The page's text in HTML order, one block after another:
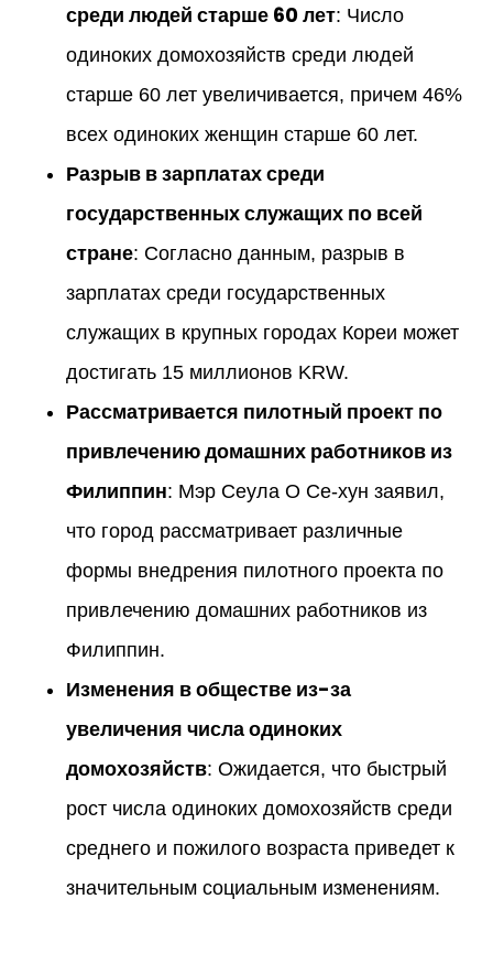
среди людей старше 60 лет: Число
одиноких домохозяйств среди людей
старше 60 лет увеличивается, причем 46%
всех одиноких женщин старше 60 лет.
Разрыв в зарплатах среди
государственных служащих по всей
стране: Согласно данным, разрыв в
зарплатах среди государственных
служащих в крупных городах Кореи может
достигать 15 миллионов KRW.
Рассматривается пилотный проект по
привлечению домашних работников из
Филиппин: Мэр Сеула О Се-хун заявил,
что город рассматривает различные
формы внедрения пилотного проекта по
привлечению домашних работников из
Филиппин.
Изменения в обществе из-за
увеличения числа одиноких
домохозяйств: Ожидается, что быстрый
рост числа одиноких домохозяйств среди
среднего и пожилого возраста приведет к
значительным социальным изменениям.